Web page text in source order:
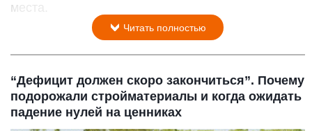
места.
Читать полностью
“Дефицит должен скоро закончиться”. Почему
подорожали стройматериалы и когда ожидать
падение нулей на ценниках